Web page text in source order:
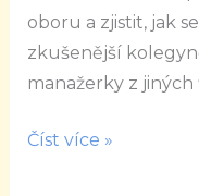
oboru a zjistit, jak
zkušenější
manažerky z
Nechte
se
zlákat
Číst více »